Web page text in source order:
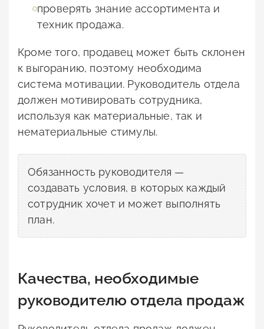
проверять знание ассортимента и
техник продажа.
Кроме того, продавец может быть склонен
к выгоранию, поэтому необходима
система мотивации. Руководитель отдела
должен мотивировать сотрудника,
используя как материальные, так и
нематериальные стимулы.
Обязанность руководителя —
создавать условия, в которых каждый
сотрудник хочет и может выполнять
план.
Качества, необходимые
руководителю отдела продаж